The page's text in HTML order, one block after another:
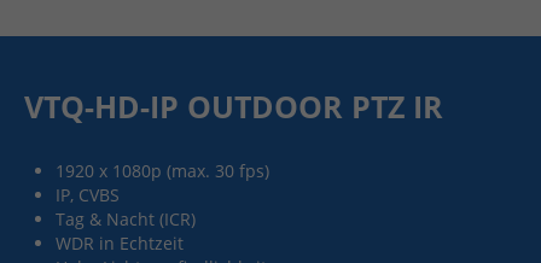
VTQ-HD-IP OUTDOOR PTZ IR
1920 x 1080p (max. 30 fps)
IP, CVBS
Tag & Nacht (ICR)
WDR in Echtzeit